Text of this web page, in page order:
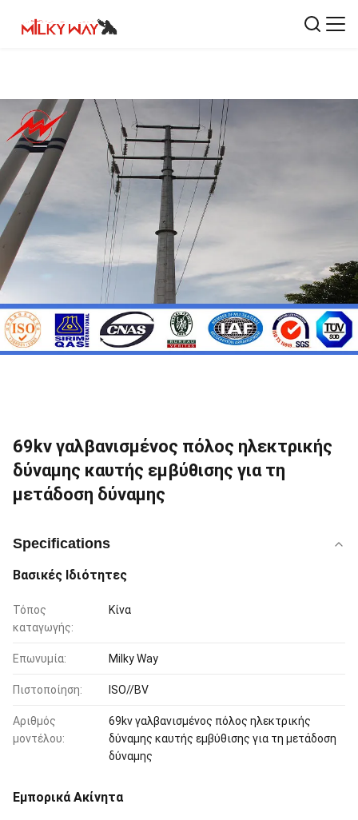
69kv γαλβανισμένος πόλος ηλεκτρικής
δύναμης καυτής εμβύθισης για τη
μετάδοση δύναμης
Specifications
Βασικές Ιδιότητες
Τόπος
καταγωγής:
Κίνα
Επωνυμία: Milky Way
Πιστοποίηση: ISO//BV
Αριθμός
μοντέλου:
69kv γαλβανισμένος πόλος ηλεκτρικής
δύναμης καυτής εμβύθισης για τη μετάδοση
δύναμης
Εμπορικά Ακίνητα